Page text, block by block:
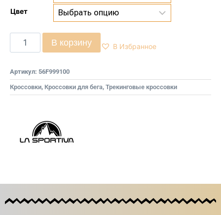
Цвет
В корзину В Избранное
Артикул: 56F999100
Кроссовки, Кроссовки для бега, Трекинговые кроссовки